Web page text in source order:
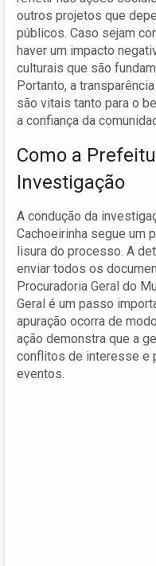
outros projetos que
públicos. Caso sejam
haver um impacto
culturais que são
Portanto, a
são vitais tanto para o
a confiança da
Como a
Investigação
A condução da
Cachoeirinha segue um
lisura do processo. A
enviar todos os
Procuradoria Geral do
Geral é um passo
apuração ocorra de
ação demonstra que a
conflitos de interesse e
eventos.